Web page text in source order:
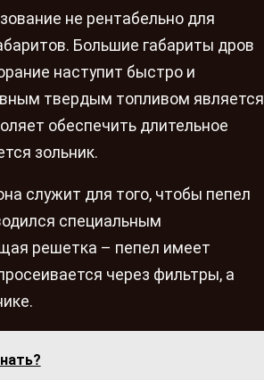
не рентабельно для
Большие габариты дров
наступит быстро и
твердым топливом является
обеспечить длительное
зольник.
служит для того, чтобы пепел
специальным
решетка – пепел имеет
через фильтры, а